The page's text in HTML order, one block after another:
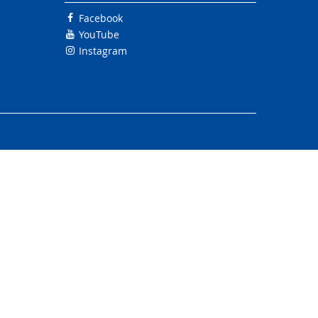
Facebook
YouTube
Instagram